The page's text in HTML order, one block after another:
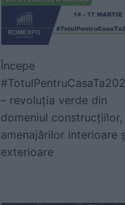
Începe
– revoluția verde din
domeniul construcțiilor,
amenajărilor interioare
exterioare